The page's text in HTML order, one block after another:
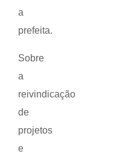
a
prefeita.
Sobre
a
reivindicação
de
projetos
e